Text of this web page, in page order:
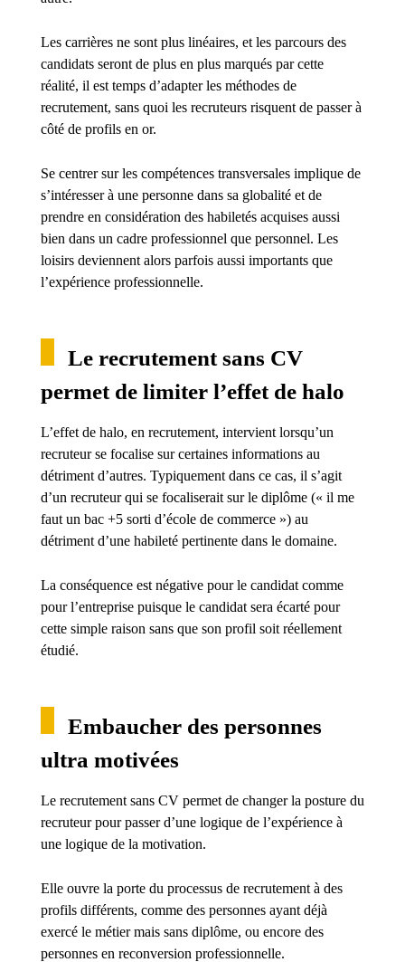
Les carrières ne sont plus linéaires, et les parcours des
candidats seront de plus en plus marqués par cette
réalité, il est temps d’adapter les méthodes de
recrutement, sans quoi les recruteurs risquent de passer à
côté de profils en or.
Se centrer sur les compétences transversales implique de
s’intéresser à une personne dans sa globalité et de
prendre en considération des habiletés acquises aussi
bien dans un cadre professionnel que personnel. Les
loisirs deviennent alors parfois aussi importants que
l’expérience professionnelle.
Le recrutement sans CV
permet de limiter l’effet de halo
L’effet de halo, en recrutement, intervient lorsqu’un
recruteur se focalise sur certaines informations au
détriment d’autres. Typiquement dans ce cas, il s’agit
d’un recruteur qui se focaliserait sur le diplôme (« il me
faut un bac +5 sorti d’école de commerce ») au
détriment d’une habileté pertinente dans le domaine.
La conséquence est négative pour le candidat comme
pour l’entreprise puisque le candidat sera écarté pour
cette simple raison sans que son profil soit réellement
étudié.
Embaucher des personnes
ultra motivées
Le recrutement sans CV permet de changer la posture du
recruteur pour passer d’une logique de l’expérience à
une logique de la motivation.
Elle ouvre la porte du processus de recrutement à des
profils différents, comme des personnes ayant déjà
exercé le métier mais sans diplôme, ou encore des
personnes en reconversion professionnelle.